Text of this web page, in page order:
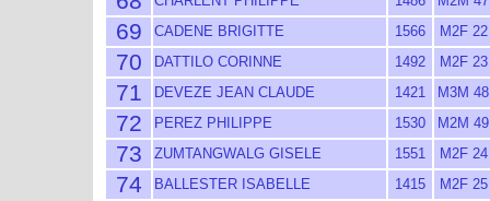
69 CADENE BRIGITTE 1566 M2F 22
70 DATTILO CORINNE 1492 M2F 23
71 DEVEZE JEAN CLAUDE 1421 M3M 48
72 PEREZ PHILIPPE 1530 M2M 49
73 ZUMTANGWALG GISELE 1551 M2F 24
74 BALLESTER ISABELLE 1415 M2F 25